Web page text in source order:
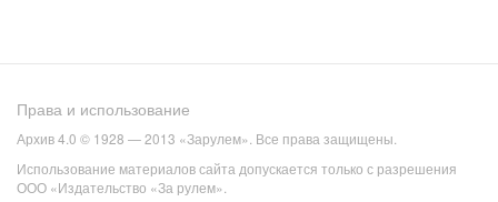
Права и использование
Архив 4.0 © 1928 — 2013 «Зарулем». Все права защищены.
Использование материалов сайта допускается только с разрешения
ООО «Издательство «За рулем».